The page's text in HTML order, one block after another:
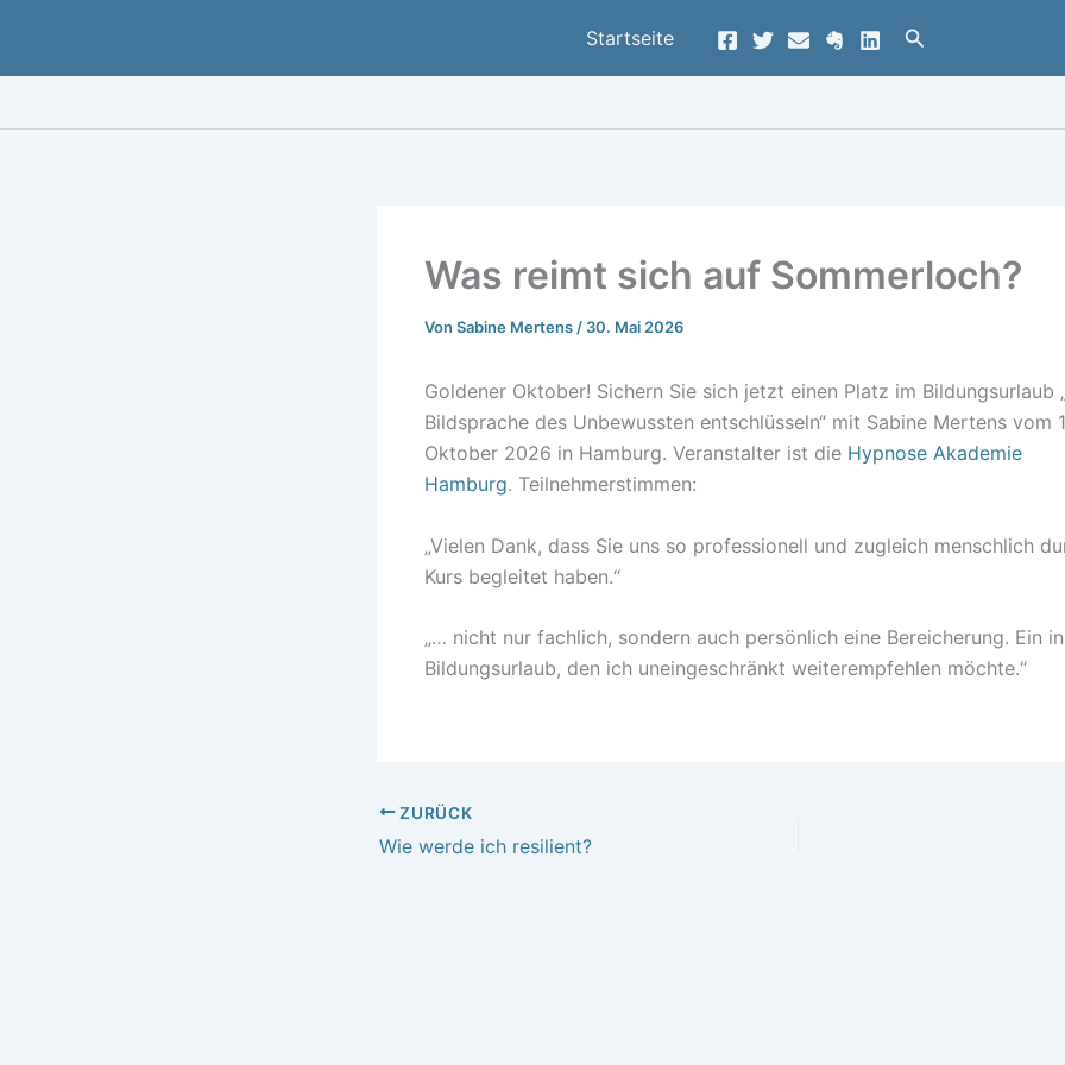
springen
Startseite Suchen
Was reimt sich auf Sommerloch?
Von Sabine Mertens / 30. Mai 2026
Goldener Oktober! Sichern Sie sich jetzt einen Platz im Bildungsurlaub
Bildsprache des Unbewussten entschlüsseln“ mit Sabine Mertens vom
Oktober 2026 in Hamburg. Veranstalter ist die Hypnose Akademie
Hamburg. Teilnehmerstimmen:
„Vielen Dank, dass Sie uns so professionell und zugleich menschlich
Kurs begleitet haben.“
„… nicht nur fachlich, sondern auch persönlich eine Bereicherung. Ein
Bildungsurlaub, den ich uneingeschränkt weiterempfehlen möchte.“
ZURÜCK
Wie werde ich resilient?